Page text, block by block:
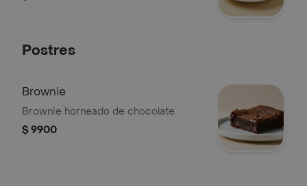
Postres
Brownie
Brownie horneado de chocolate.
$ 9900